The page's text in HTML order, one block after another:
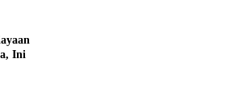
Ini